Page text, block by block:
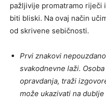
pažljivije promatramo riječi
biti bliski. Na ovaj način
od skrivene sebičnosti.
Prvi znakovi
svakodnevne laži.
opravdanja, traži
može ukazivati na